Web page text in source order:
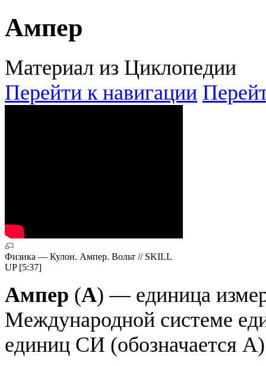
Ампер
Материал из Циклопедии
Перейти к навигации
Физика — Кулон. Ампер. Вольт // SKILL
UP [5:37]
Ампер (А) — единица
Международной системе
единиц СИ (обозначается